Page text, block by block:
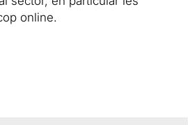
online.